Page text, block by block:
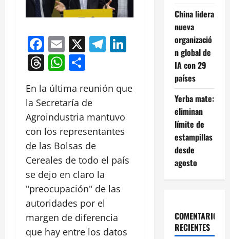
Facebook
Email
X Telegram
LinkedIn
Threads
WhatsApp
En la última reunión que
la Secretaría de
Agroindustria mantuvo
con los representantes
de las Bolsas de
Cereales de todo el país
se dejo en claro la
"preocupación" de las
autoridades por el
margen de diferencia
que hay entre los datos
China lidera
nueva
organizació
n global de
IA con 29
países
Yerba mate:
eliminan
límite de
estampillas
desde
agosto
COMENTARIOS
RECIENTES